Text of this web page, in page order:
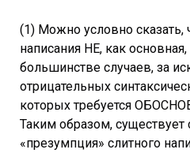
(1) Можно условно сказать,
написания НЕ, как
большинстве случаев, за
отрицательных
которых требуется
Таким образом, существует
«презумпция» слитного